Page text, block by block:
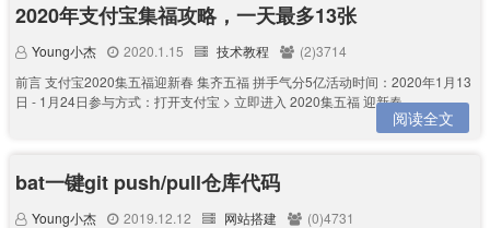
2020年支付宝集福攻略，一天最多13张
Young小杰 2020.1.15 技术教程
(2)3714
前言 支付宝2020集五福迎新春 集齐五福 拼手气分5亿活动时间：2020年1月13
日 - 1月24日参与方式：打开支付宝 > 立即进入 2020集五福 迎新春...
阅读全文
bat一键git push/pull仓库代码
Young小杰 2019.12.12 网站搭建
(0)4731